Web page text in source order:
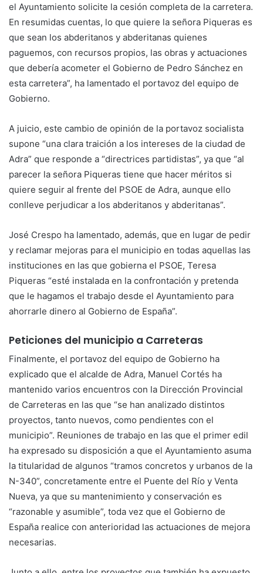
el Ayuntamiento solicite la cesión completa de la carretera.
En resumidas cuentas, lo que quiere la señora Piqueras es
que sean los abderitanos y abderitanas quienes
paguemos, con recursos propios, las obras y actuaciones
que debería acometer el Gobierno de Pedro Sánchez en
esta carretera”, ha lamentado el portavoz del equipo de
Gobierno.
A juicio, este cambio de opinión de la portavoz socialista
supone “una clara traición a los intereses de la ciudad de
Adra” que responde a “directrices partidistas”, ya que “al
parecer la señora Piqueras tiene que hacer méritos si
quiere seguir al frente del PSOE de Adra, aunque ello
conlleve perjudicar a los abderitanos y abderitanas”.
José Crespo ha lamentado, además, que en lugar de pedir
y reclamar mejoras para el municipio en todas aquellas las
instituciones en las que gobierna el PSOE, Teresa
Piqueras “esté instalada en la confrontación y pretenda
que le hagamos el trabajo desde el Ayuntamiento para
ahorrarle dinero al Gobierno de España”.
Peticiones del municipio a Carreteras
Finalmente, el portavoz del equipo de Gobierno ha
explicado que el alcalde de Adra, Manuel Cortés ha
mantenido varios encuentros con la Dirección Provincial
de Carreteras en las que “se han analizado distintos
proyectos, tanto nuevos, como pendientes con el
municipio”. Reuniones de trabajo en las que el primer edil
ha expresado su disposición a que el Ayuntamiento asuma
la titularidad de algunos “tramos concretos y urbanos de la
N-340”, concretamente entre el Puente del Río y Venta
Nueva, ya que su mantenimiento y conservación es
“razonable y asumible”, toda vez que el Gobierno de
España realice con anterioridad las actuaciones de mejora
necesarias.